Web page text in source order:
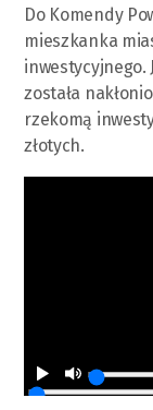
Do Komendy
mieszkanka
inwestycyjnego.
została
rzekomą
złotych.